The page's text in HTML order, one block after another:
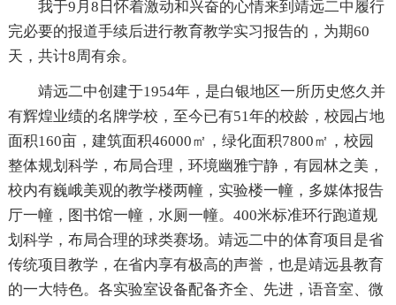
我于9月8日怀着激动和兴奋的心情来到靖远二中履行
完必要的报道手续后进行教育教学实习报告的，为期60
天，共计8周有余。
靖远二中创建于1954年，是白银地区一所历史悠久并
有辉煌业绩的名牌学校，至今已有51年的校龄，校园占地
面积160亩，建筑面积46000㎡，绿化面积7800㎡，校园
整体规划科学，布局合理，环境幽雅宁静，有园林之美，
校内有巍峨美观的教学楼两幢，实验楼一幢，多媒体报告
厅一幢，图书馆一幢，水厕一幢。400米标准环行跑道规
划科学，布局合理的球类赛场。靖远二中的体育项目是省
传统项目教学，在省内享有极高的声誉，也是靖远县教育
的一大特色。各实验室设备配备齐全、先进，语音室、微